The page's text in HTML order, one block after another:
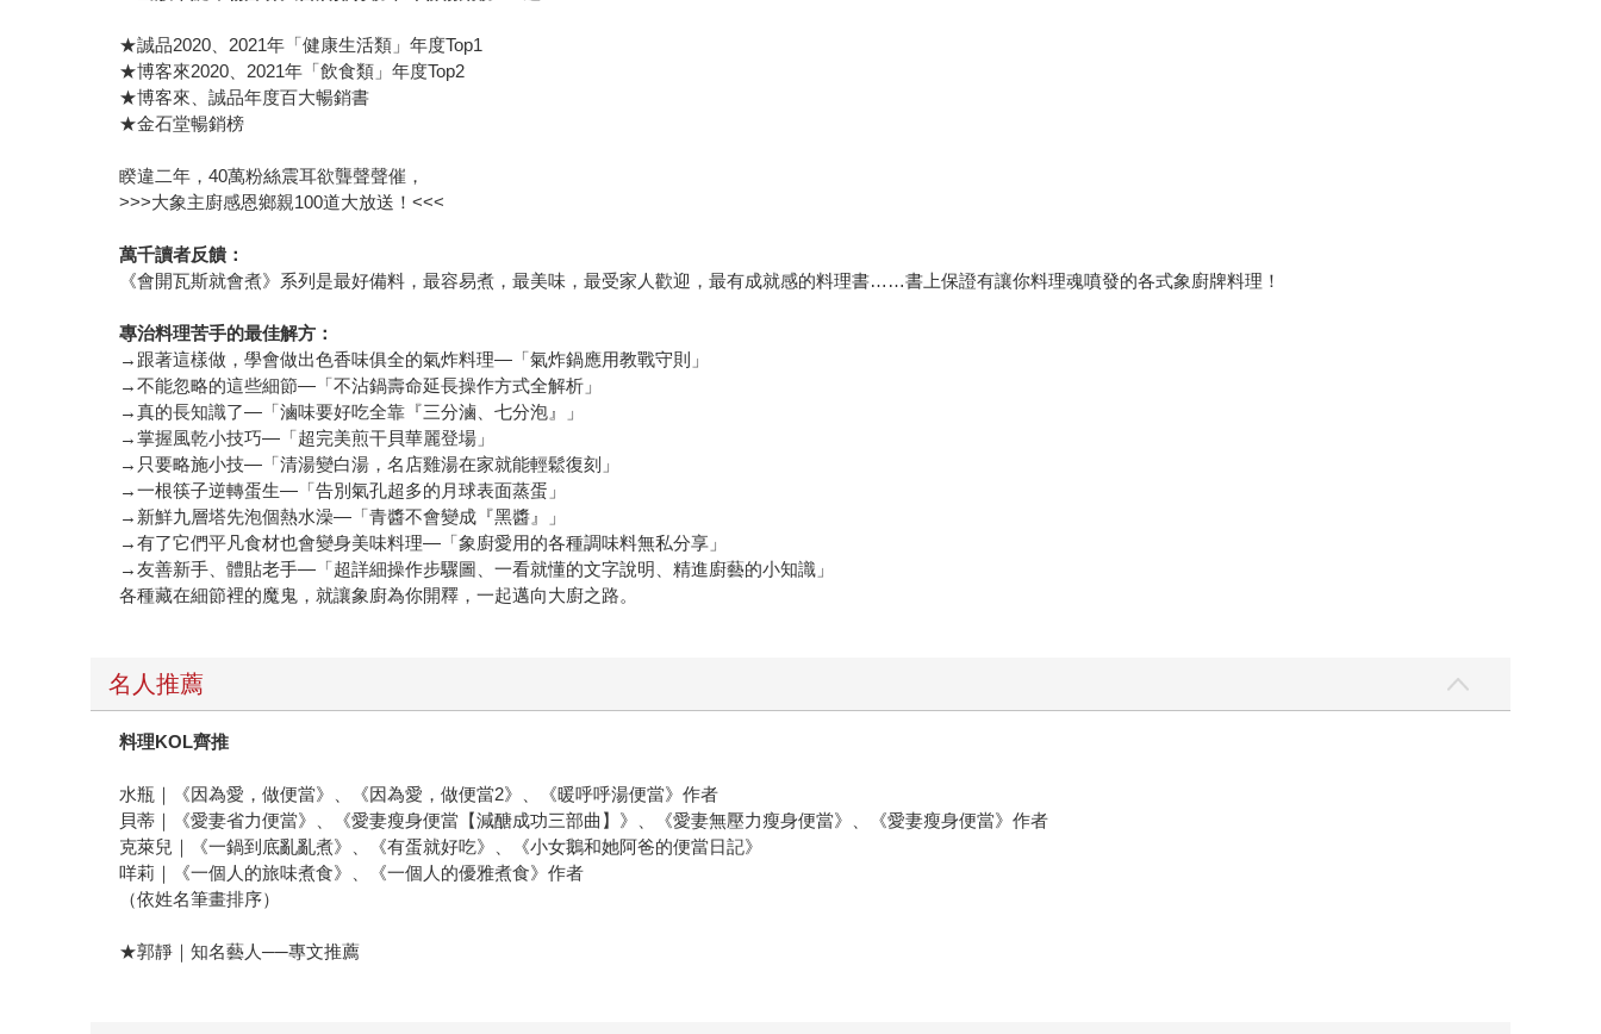
★誠品2020、2021年「健康生活類」年度Top1
★博客來2020、2021年「飲食類」年度Top2
★博客來、誠品年度百大暢銷書
★金石堂暢銷榜
睽違二年，40萬粉絲震耳欲聾聲聲催，
>>>大象主廚感恩鄉親100道大放送！<<<
萬千讀者反饋：
《會開瓦斯就會煮》系列是最好備料，最容易煮，最美味，最受家人歡迎，最有成就感的料理書……書上保證有讓你料理魂噴發的各式象廚牌料理！
專治料理苦手的最佳解方：
→跟著這樣做，學會做出色香味俱全的氣炸料理—「氣炸鍋應用教戰守則」
→不能忽略的這些細節—「不沾鍋壽命延長操作方式全解析」
→真的長知識了—「滷味要好吃全靠『三分滷、七分泡』」
→掌握風乾小技巧—「超完美煎干貝華麗登場」
→只要略施小技—「清湯變白湯，名店雞湯在家就能輕鬆復刻」
→一根筷子逆轉蛋生—「告別氣孔超多的月球表面蒸蛋」
→新鮮九層塔先泡個熱水澡—「青醬不會變成『黑醬』」
→有了它們平凡食材也會變身美味料理—「象廚愛用的各種調味料無私分享」
→友善新手、體貼老手—「超詳細操作步驟圖、一看就懂的文字說明、精進廚藝的小知識」
各種藏在細節裡的魔鬼，就讓象廚為你開釋，一起邁向大廚之路。
名人推薦
料理KOL齊推
水瓶｜《因為愛，做便當》、《因為愛，做便當2》、《暖呼呼湯便當》作者
貝蒂｜《愛妻省力便當》、《愛妻瘦身便當【減醣成功三部曲】》、《愛妻無壓力瘦身便當》、《愛妻瘦身便當》作者
克萊兒｜《一鍋到底亂亂煮》、《有蛋就好吃》、《小女鵝和她阿爸的便當日記》
咩莉｜《一個人的旅味煮食》、《一個人的優雅煮食》作者
（依姓名筆畫排序）
★郭靜｜知名藝人──專文推薦